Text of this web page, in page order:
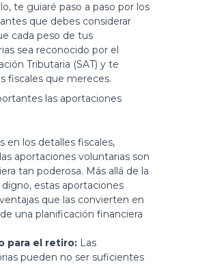
te guiaré paso a paso por los
que debes considerar
cada peso de tus
sea reconocido por el
Tributaria (SAT) y te
fiscales que mereces.
las aportaciones
en los detalles fiscales,
aportaciones voluntarias son
tan poderosa. Más allá de la
estas aportaciones
que las convierten en
una planificación financiera
para el retiro: Las
pueden no ser suficientes